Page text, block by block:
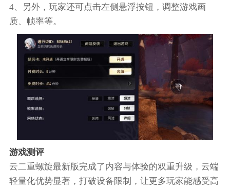
4、另外，玩家还可点击左侧悬浮按钮，调整游戏画
质、帧率等。
游戏测评
云二重螺旋最新版完成了内容与体验的双重升级，云端
轻量化优势显著，打破设备限制，让更多玩家能感受高